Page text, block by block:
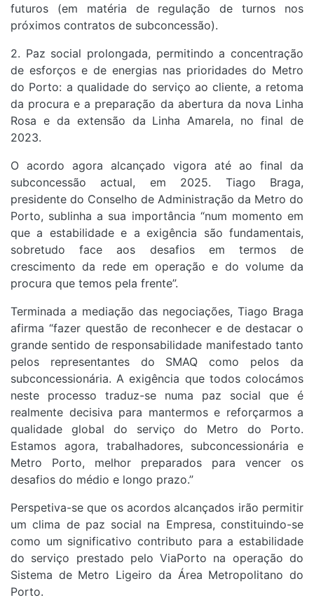
futuros (em matéria de regulação de turnos nos
próximos contratos de subconcessão).
2. Paz social prolongada, permitindo a concentração
de esforços e de energias nas prioridades do Metro
do Porto: a qualidade do serviço ao cliente, a retoma
da procura e a preparação da abertura da nova Linha
Rosa e da extensão da Linha Amarela, no final de
2023.
O acordo agora alcançado vigora até ao final da
subconcessão actual, em 2025. Tiago Braga,
presidente do Conselho de Administração da Metro do
Porto, sublinha a sua importância “num momento em
que a estabilidade e a exigência são fundamentais,
sobretudo face aos desafios em termos de
crescimento da rede em operação e do volume da
procura que temos pela frente”.
Terminada a mediação das negociações, Tiago Braga
afirma “fazer questão de reconhecer e de destacar o
grande sentido de responsabilidade manifestado tanto
pelos representantes do SMAQ como pelos da
subconcessionária. A exigência que todos colocámos
neste processo traduz-se numa paz social que é
realmente decisiva para mantermos e reforçarmos a
qualidade global do serviço do Metro do Porto.
Estamos agora, trabalhadores, subconcessionária e
Metro Porto, melhor preparados para vencer os
desafios do médio e longo prazo.”
Perspetiva-se que os acordos alcançados irão permitir
um clima de paz social na Empresa, constituindo-se
como um significativo contributo para a estabilidade
do serviço prestado pelo ViaPorto na operação do
Sistema de Metro Ligeiro da Área Metropolitano do
Porto.